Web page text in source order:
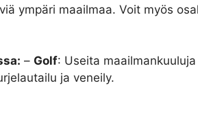
ympäri maailmaa. Voit myös
– Golf: Useita
ja veneily.